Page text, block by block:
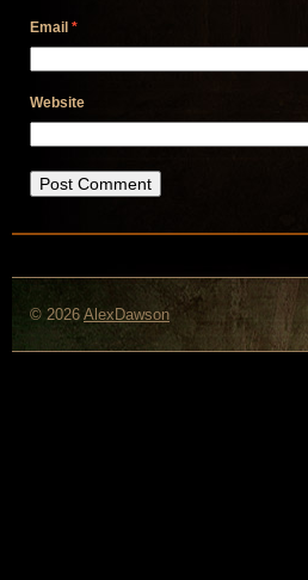
Email *
Website
© 2026 AlexDawson